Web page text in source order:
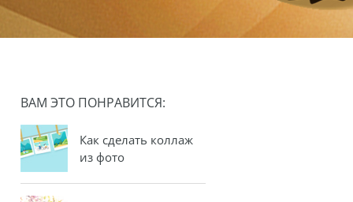
ВАМ ЭТО ПОНРАВИТСЯ:
Как сделать коллаж
из фото